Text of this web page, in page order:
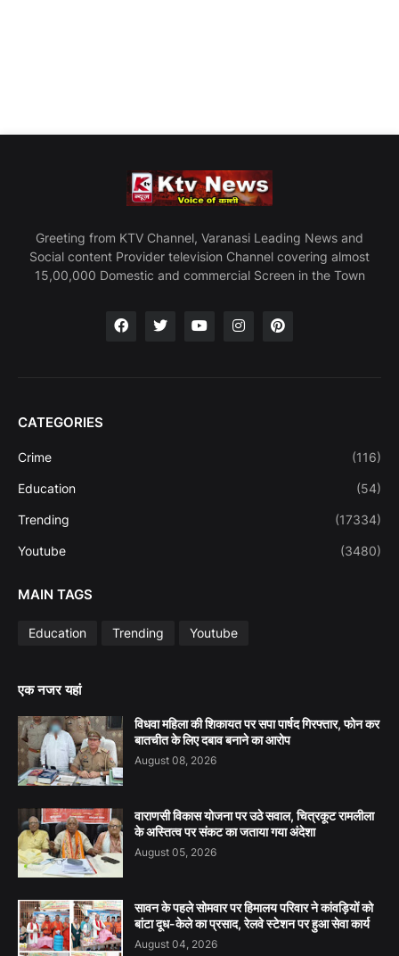
Greeting from KTV Channel, Varanasi Leading News and
Social content Provider television Channel covering almost
15,00,000 Domestic and commercial Screen in the Town
CATEGORIES
Crime (116)
Education (54)
Trending (17334)
Youtube (3480)
MAIN TAGS
Education Trending Youtube
एक नजर यहां
विधवा महिला की शिकायत पर सपा पार्षद गिरफ्तार, फोन कर
बातचीत के लिए दबाव बनाने का आरोप
August 08, 2026
वाराणसी विकास योजना पर उठे सवाल, चित्रकूट रामलीला
के अस्तित्व पर संकट का जताया गया अंदेशा
August 05, 2026
सावन के पहले सोमवार पर हिमालय परिवार ने कांवड़ियों को
बांटा दूध-केले का प्रसाद, रेलवे स्टेशन पर हुआ सेवा कार्य
August 04, 2026